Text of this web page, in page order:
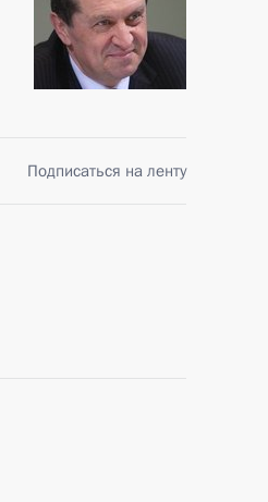
Подписаться на ленту